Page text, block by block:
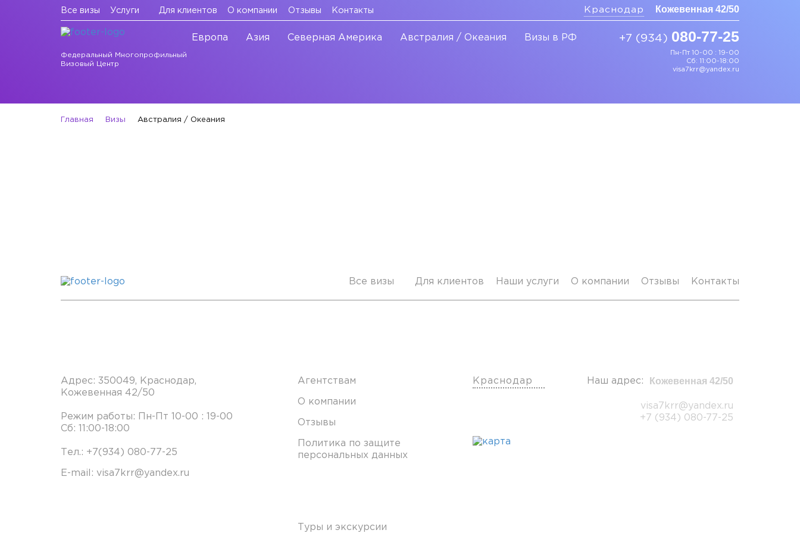
Все визы Услуги Для клиентов О компании Отзывы Контакты Краснодар Кожевенная 42/50
Федеральный Многопрофильный
Визовый Центр
Европа Азия Северная Америка Австралия / Океания Визы в РФ +7 (934) 080-77-25
Пн-Пт 10-00 : 19-00
Сб: 11:00-18:00
visa7krr@yandex.ru
Главная Визы Австралия / Океания
Все визы Для клиентов Наши услуги О компании Отзывы Контакты
Адрес: 350049, Краснодар,
Кожевенная 42/50
Режим работы: Пн-Пт 10-00 : 19-00
Сб: 11:00-18:00
Тел.: +7(934) 080-77-25
E-mail: visa7krr@yandex.ru
Агентствам
О компании
Отзывы
Политика по защите
персональных данных
Туры и экскурсии
Краснодар Наш адрес: Кожевенная 42/50
visa7krr@yandex.ru
+7 (934) 080-77-25